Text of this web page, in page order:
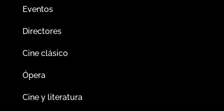
Eventos
Directores
Cine clásico
Ópera
Cine y literatura